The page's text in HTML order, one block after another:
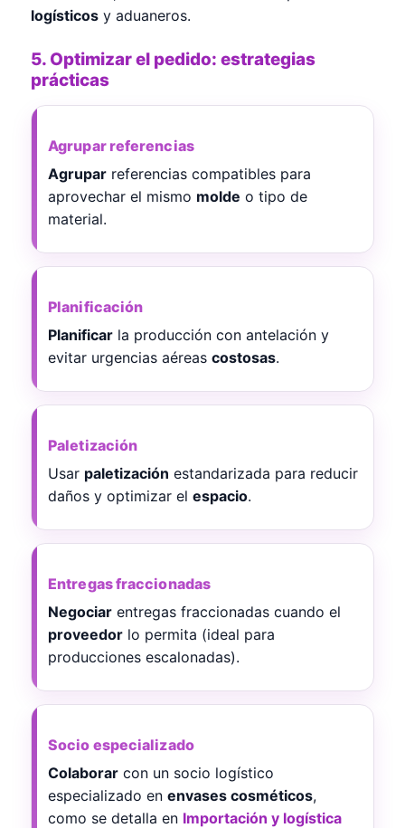
logísticos y aduaneros.
5. Optimizar el pedido: estrategias
prácticas
Agrupar referencias
Agrupar referencias compatibles para
aprovechar el mismo molde o tipo de
material.
Planificación
Planificar la producción con antelación y
evitar urgencias aéreas costosas.
Paletización
Usar paletización estandarizada para reducir
daños y optimizar el espacio.
Entregas fraccionadas
Negociar entregas fraccionadas cuando el
proveedor lo permita (ideal para
producciones escalonadas).
Socio especializado
Colaborar con un socio logístico
especializado en envases cosméticos,
como se detalla en Importación y logística